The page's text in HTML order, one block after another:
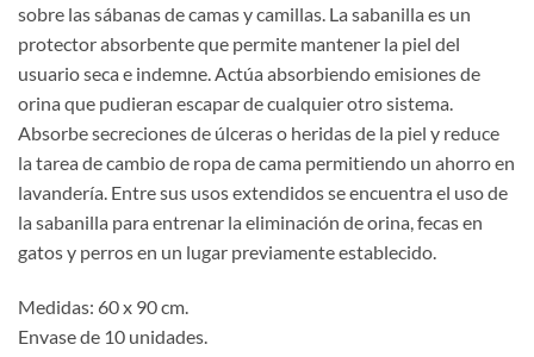
sobre las sábanas de camas y camillas. La sabanilla es un
protector absorbente que permite mantener la piel del
usuario seca e indemne. Actúa absorbiendo emisiones de
orina que pudieran escapar de cualquier otro sistema.
Absorbe secreciones de úlceras o heridas de la piel y reduce
la tarea de cambio de ropa de cama permitiendo un ahorro en
lavandería. Entre sus usos extendidos se encuentra el uso de
la sabanilla para entrenar la eliminación de orina, fecas en
gatos y perros en un lugar previamente establecido.
Medidas: 60 x 90 cm.
Envase de 10 unidades.